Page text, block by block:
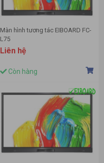
Màn hình tương tác EIBOARD FC-
L75
Liên hệ
Còn hàng